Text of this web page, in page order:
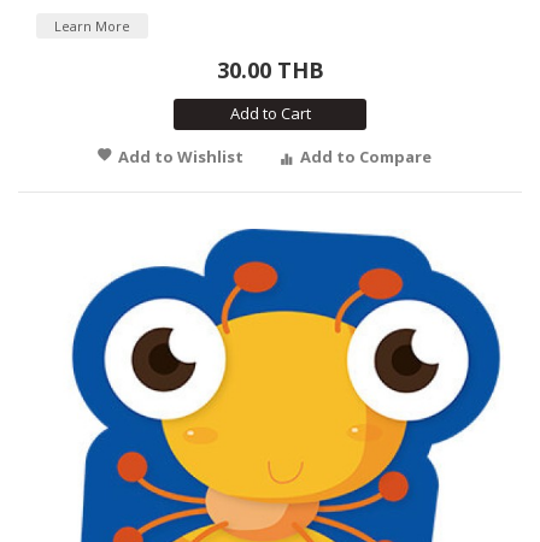
Learn More
30.00 THB
Add to Cart
Add to Wishlist
Add to Compare